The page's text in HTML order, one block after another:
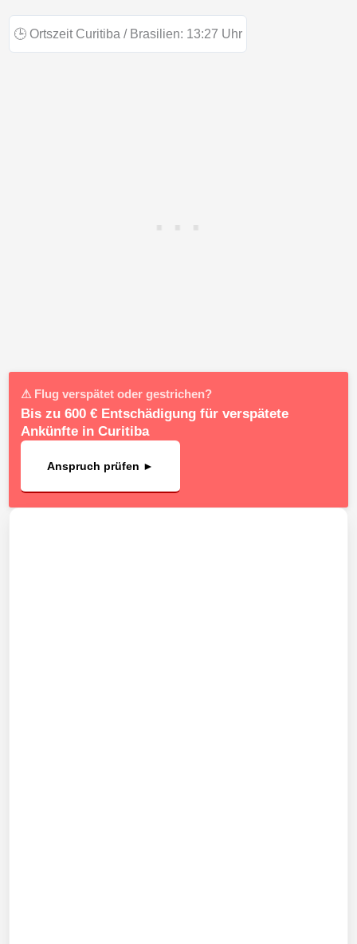
🕒 Ortszeit Curitiba / Brasilien: 13:27 Uhr
⚠ Flug verspätet oder gestrichen?
Bis zu 600 € Entschädigung für verspätete
Ankünfte in Curitiba
Anspruch prüfen ►